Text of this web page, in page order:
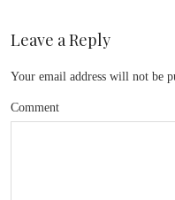
Leave a Reply
Your email address will not be
Comment